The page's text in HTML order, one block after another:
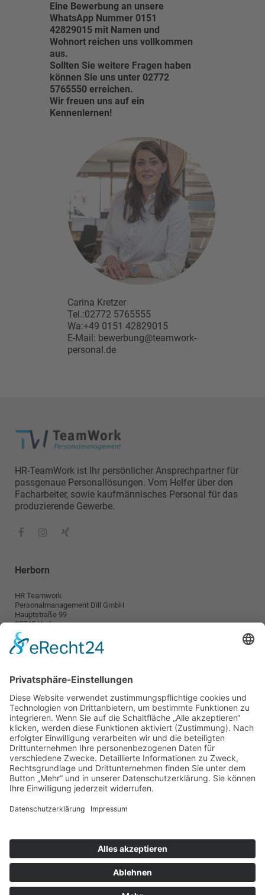
Eine Bewerbung an unsere
WhatsApp Nummer 0151
42829015 mit Namen und
Wohnort reichen uns vollkommen
aus.
Sollten Sie weitere Fragen haben
können Sie uns unter 02772
5765550 erreichen.
Wir freuen uns auf ein
Kennenlernen!
Carina Kretzer
Tel.:02772 5765555
Wa:+49 0151 42829015
E-Mail: bewerbung@teamwork-
personal.de
HR-TeamWork ist Ihr persönlicher Ansprechpartner für
passgenaue Personallösungen. Vom Helfer über den
Facharbeiter, sowie kaufmännisches Personal für das
produzierende Gewerbe.
Herborn
HR Teamwork
Personalmanagement Dill GmbH
Hauptstraße 99
35745 Herborn
info@teamwork-personal.de
Wetzlar
HR TeamWork
Personalmanagement Dill GmbH
Karl-Kellner-Ring 38-46
35576 Wetzlar
wetzlar@teamwork-personal.de
Teamwork
Kontakt